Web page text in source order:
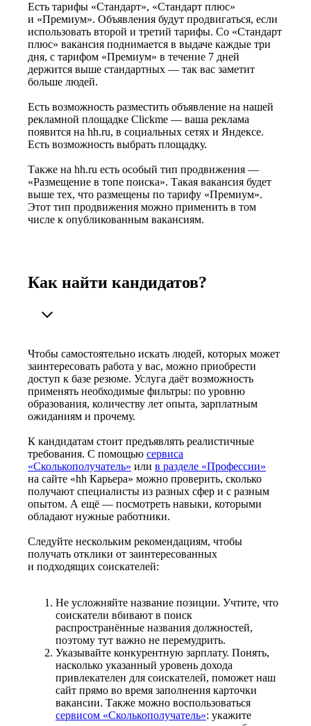
Есть тарифы «Стандарт», «Стандарт плюс»
и «Премиум». Объявления будут продвигаться, если
использовать второй и третий тарифы. Со «Стандарт
плюс» вакансия поднимается в выдаче каждые три
дня, с тарифом «Премиум» в течение 7 дней
держится выше стандартных — так вас заметит
больше людей.
Есть возможность разместить объявление на нашей
рекламной площадке Clickme — ваша реклама
появится на hh.ru, в социальных сетях и Яндексе.
Есть возможность выбрать площадку.
Также на hh.ru есть особый тип продвижения —
«Размещение в топе поиска». Такая вакансия будет
выше тех, что размещены по тарифу «Премиум».
Этот тип продвижения можно применить в том
числе к опубликованным вакансиям.
Как найти кандидатов?
Чтобы самостоятельно искать людей, которых может
заинтересовать работа у вас, можно приобрести
доступ к базе резюме. Услуга даёт возможность
применять необходимые фильтры: по уровню
образования, количеству лет опыта, зарплатным
ожиданиям и прочему.
К кандидатам стоит предъявлять реалистичные
требования. С помощью сервиса
«Сколькополучатель» или в разделе «Профессии»
на сайте «hh Карьера» можно проверить, сколько
получают специалисты из разных сфер и с разным
опытом. А ещё — посмотреть навыки, которыми
обладают нужные работники.
Следуйте нескольким рекомендациям, чтобы
получать отклики от заинтересованных
и подходящих соискателей:
Не усложняйте название позиции. Учтите, что
соискатели вбивают в поиск
распространённые названия должностей,
поэтому тут важно не перемудрить.
Указывайте конкурентную зарплату. Понять,
насколько указанный уровень дохода
привлекателен для соискателей, поможет наш
сайт прямо во время заполнения карточки
вакансии. Также можно воспользоваться
сервисом «Сколькополучатель»: укажите